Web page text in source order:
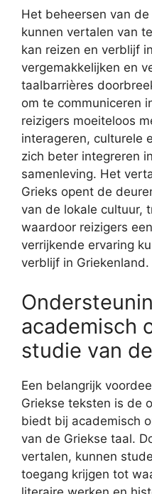
Het beheersen van
kunnen vertalen van
kan reizen en verblijf
vergemakkelijken en
taalbarrières
om te communiceren
reizigers moeiteloos
interageren, culturele
zich beter integreren
samenleving. Het
Grieks opent de
van de lokale cultuur,
waardoor reizigers
verrijkende ervaring
verblijf in Griekenland.
academisch
studie van
Een belangrijk
Griekse teksten is de
biedt bij academisch
van de Griekse taal.
vertalen, kunnen
toegang krijgen tot